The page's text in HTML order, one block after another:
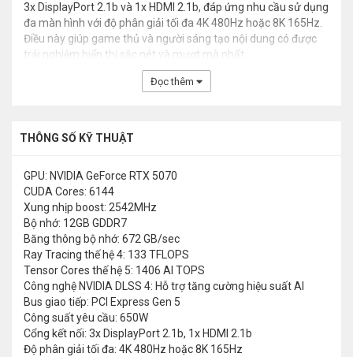
3x DisplayPort 2.1b và 1x HDMI 2.1b, đáp ứng nhu cầu sử dụng
đa màn hình với độ phân giải tối đa 4K 480Hz hoặc 8K 165Hz.
Điều này giúp game thủ và người sáng tạo nội dung có được
trải nghiệm hiển thị sắc nét và mượt mà nhất.
Đọc thêm
THÔNG SỐ KỸ THUẬT
GPU: NVIDIA GeForce RTX 5070
CUDA Cores: 6144
Xung nhịp boost: 2542MHz
Bộ nhớ: 12GB GDDR7
Băng thông bộ nhớ: 672 GB/sec
Ray Tracing thế hệ 4: 133 TFLOPS
Tensor Cores thế hệ 5: 1406 AI TOPS
Công nghệ NVIDIA DLSS 4: Hỗ trợ tăng cường hiệu suất AI
Bus giao tiếp: PCI Express Gen 5
Công suất yêu cầu: 650W
Cổng kết nối: 3x DisplayPort 2.1b, 1x HDMI 2.1b
Độ phân giải tối đa: 4K 480Hz hoặc 8K 165Hz